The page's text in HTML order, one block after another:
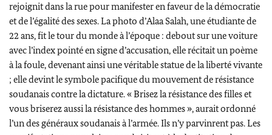
rejoignit dans la rue pour manifester en faveur de la démocratie
et de l’égalité des sexes. La photo d’Alaa Salah, une étudiante de
22 ans, fit le tour du monde à l’époque : debout sur une voiture
avec l’index pointé en signe d’accusation, elle récitait un poème
à la foule, devenant ainsi une véritable statue de la liberté vivante
; elle devint le symbole pacifique du mouvement de résistance
soudanais contre la dictature. « Brisez la résistance des filles et
vous briserez aussi la résistance des hommes », aurait ordonné
l’un des généraux soudanais à l’armée. Ils n’y parvinrent pas. Les